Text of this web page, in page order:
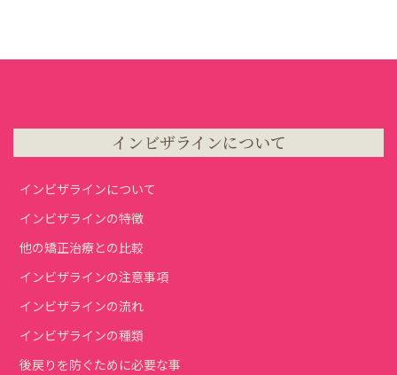
インビザラインについて
インビザラインについて
インビザラインの特徴
他の矯正治療との比較
インビザラインの注意事項
インビザラインの流れ
インビザラインの種類
後戻りを防ぐために必要な事